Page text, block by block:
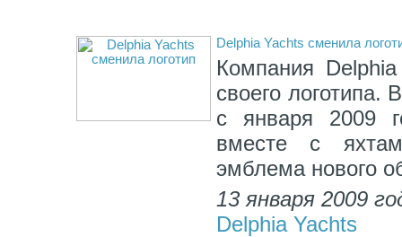
Delphia Yachts сменила
Компания
своего логотипа.
с января 2009
вместе с
эмблема нового
13 января 2009
Delphia Yachts